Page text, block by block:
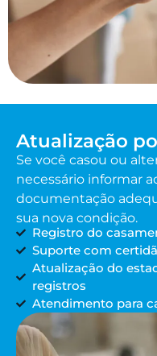
Atualização
Se você casou ou
necessário informar
documentação
sua nova condição.
Registro do
Suporte com
Atualização do
registros
Atendimento para